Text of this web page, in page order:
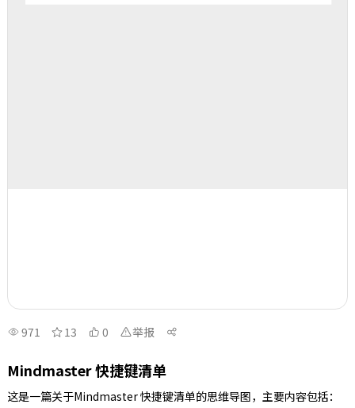
971 13 0 举报
Mindmaster 快捷键清单
这是一篇关于Mindmaster 快捷键清单的思维导图，主要内容包括：